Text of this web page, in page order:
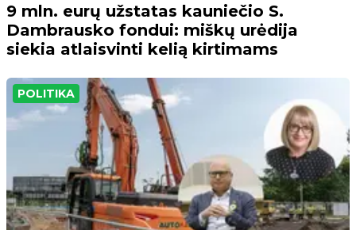
9 mln. eurų užstatas kauniečio S.
Dambrausko fondui: miškų urėdija
siekia atlaisvinti kelią kirtimams
POLITIKA